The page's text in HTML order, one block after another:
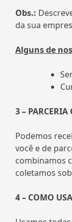
Obs.:
da sua
Alguns de
3 – PARCERIA
Podemos
você e de
combinamos
coletamos
4 – COMO